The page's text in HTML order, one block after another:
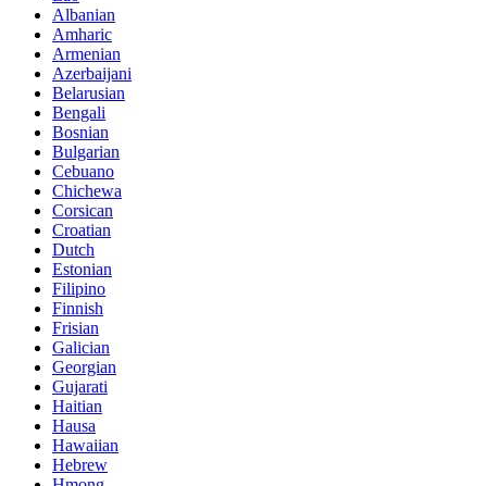
Albanian
Amharic
Armenian
Azerbaijani
Belarusian
Bengali
Bosnian
Bulgarian
Cebuano
Chichewa
Corsican
Croatian
Dutch
Estonian
Filipino
Finnish
Frisian
Galician
Georgian
Gujarati
Haitian
Hausa
Hawaiian
Hebrew